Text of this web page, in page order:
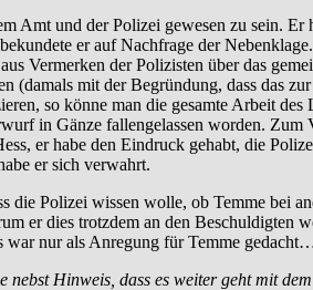
Amt und der Polizei gewesen zu sein.
er auf Nachfrage der
Vermerken der Polizisten über das
(damals mit der Begründung, dass das
so könne man die gesamte Arbeit
in Gänze fallengelassen worden.
er habe den Eindruck gehabt, die
er sich verwahrt.
Polizei wissen wolle, ob Temme bei
er dies trotzdem an den Beschuldigten
war nur als Anregung für Temme
Hinweis, dass es weiter geht mit